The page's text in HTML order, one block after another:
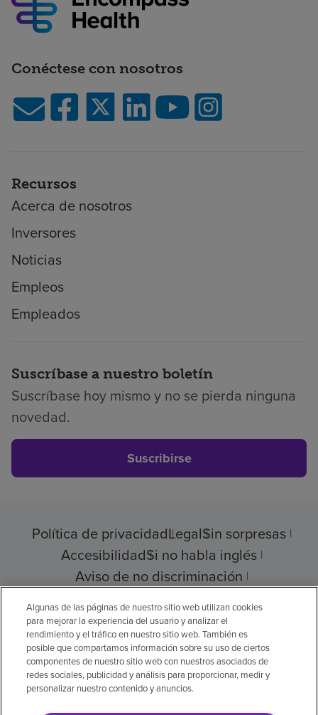
Conéctese con nosotros
Recursos
Acerca de nosotros
Inversores
Noticias
Empleos
Empleados
Suscríbase a nuestro boletín
Suscríbase hoy mismo y no se pierda ninguna
novedad.
Suscribirse
Política de privacidadLegalSin sorpresas
AccesibilidadSi no habla inglés
Aviso de no discriminación
Cumplimiento de los proveedores
© 2026 Encompass Health Corporation
Preferencias de cookies
Algunas de las páginas de nuestro sitio web utilizan cookies
para mejorar la experiencia del usuario y analizar el
rendimiento y el tráfico en nuestro sitio web. También es
posible que compartamos información sobre su uso de ciertos
componentes de nuestro sitio web con nuestros asociados de
redes sociales, publicidad y análisis para proporcionar, medir y
personalizar nuestro contenido y anuncios.